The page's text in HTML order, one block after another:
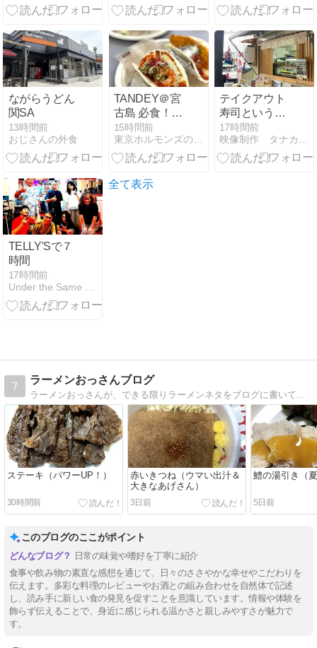
パル&ソベッ
ンケジャン 』
新規
ながらうどん
関SA
13時間前
おじさんの外食
TANDEY＠宮
古島 必食！オ
リジナルタコ
ス！
15時間前
東京ホルモンズの中身のある話
テイクアウト
寿司という新
ジャンル
17時間前
映像制作 タナカンパニー
TELLY'Sで７
時間
17時間前
Under the Same Sky
全て表示
7
ラーメンおっさんブログ
ラーメンおっさんが、できる限りラーメンネタをブログに書いていきます。カップ麺やインスタント麺が多いですが、時には、外食した様子もUPしていきます。
ステーキ（パワーUP！）
30時間前
赤いきつね（ウマい出汁＆
大きなあげさん）
3日前
鱧の湯引き（
5日前
このブログのここがポイント
日常の味覚や嗜好を丁寧に紹介
食事や飲み物の素直な感想を通じて、日々のささやかな幸せやこだわりを
伝えます。多彩な料理のレビューやお酒との組み合わせを自然体で記述
し、読み手に新しい食の発見を促すことを意識しています。情報や体験を
飾らず伝えることで、身近に感じられる温かさと親しみやすさが魅力で
す。